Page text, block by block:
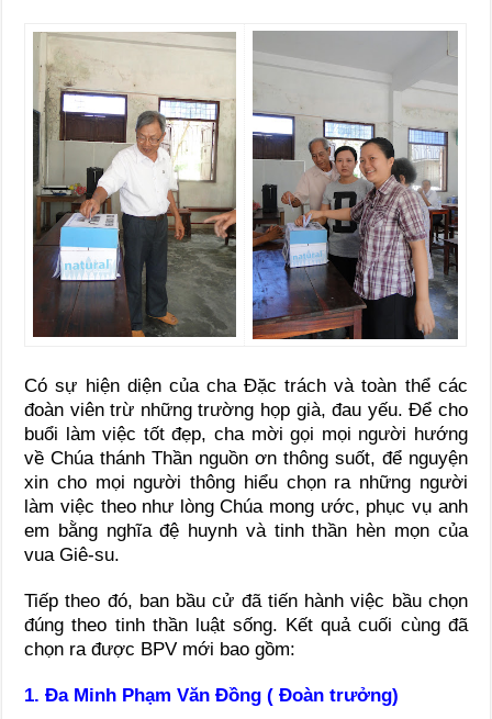
Có sự hiện diện của cha Đặc trách và toàn thể các
đoàn viên trừ những trường họp già, đau yếu. Để cho
buổi làm việc tốt đẹp, cha mời gọi mọi người hướng
về Chúa thánh Thần nguồn ơn thông suốt, để nguyện
xin cho mọi người thông hiểu chọn ra những người
làm việc theo như lòng Chúa mong ước, phục vụ anh
em bằng nghĩa đệ huynh và tinh thần hèn mọn của
vua Giê-su.
Tiếp theo đó, ban bầu cử đã tiến hành việc bầu chọn
đúng theo tinh thần luật sống. Kết quả cuối cùng đã
chọn ra được BPV mới bao gồm:
1. Đa Minh Phạm Văn Đồng ( Đoàn trưởng)